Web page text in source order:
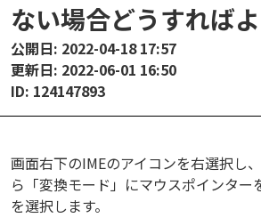
ない場合どうすれば
公開日: 2022-04-18 17:57
更新日: 2022-06-01 16:50
ID: 124147893
画面右下のIMEのアイコンを右選択し
ら「変換モード」にマウスポインター
を選択します。